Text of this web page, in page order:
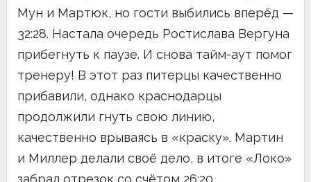
Мун и Мартюк, но гости выбились вперёд —
32:28. Настала очередь Ростислава Вергуна
прибегнуть к паузе. И снова тайм-аут помог
тренеру! В этот раз питерцы качественно
прибавили, однако краснодарцы
продолжили гнуть свою линию,
качественно врываясь в «краску». Мартин
и Миллер делали своё дело, в итоге «Локо»
забрал отрезок со счётом 26:20.